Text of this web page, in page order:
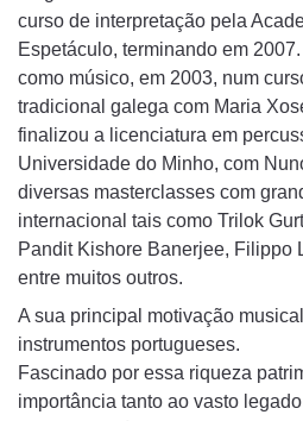
curso de interpretação pela
Espetáculo, terminando em
como músico, em 2003, num
tradicional galega com Maria
finalizou a licenciatura em
Universidade do Minho, com
diversas masterclasses com
internacional tais como Trilok
Pandit Kishore Banerjee, Filippo
entre muitos outros.
A sua principal motivação
instrumentos portugueses.
Fascinado por essa riqueza
importância tanto ao vasto